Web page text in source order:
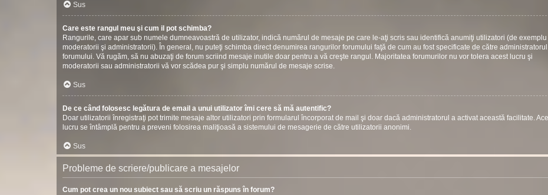
Sus
Care este rangul meu şi cum il pot schimba?
Rangurile, care apar sub numele dumneavoastră de utilizator, indică numărul de mesaje pe care le-aţi scris sau identifică anumiţi utilizatori (de exemplu
moderatorii şi administratorii). În general, nu puteţi schimba direct denumirea rangurilor forumului faţă de cum au fost specificate de către administratorul
forumului. Vă rugăm, să nu abuzaţi de forum scriind mesaje inutile doar pentru a vă creşte rangul. Majoritatea forumurilor nu vor tolera acest lucru şi
moderatorii sau administratorii vă vor scădea pur şi simplu numărul de mesaje scrise.
Sus
De ce când folosesc legătura de email a unui utilizator îmi cere să mă autentific?
Doar utilizatorii înregistraţi pot trimite mesaje altor utilizatori prin formularul încorporat de mail şi doar dacă administratorul a activat această facilitate.
lucru se întâmplă pentru a preveni folosirea maliţioasă a sistemului de mesagerie de către utilizatorii anonimi.
Sus
Probleme de scriere/publicare a mesajelor
Cum pot crea un nou subiect sau să scriu un răspuns în forum?